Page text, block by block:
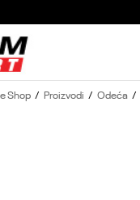
14 DANA OD DOSTAVE
Shop Proizvodi Odeća